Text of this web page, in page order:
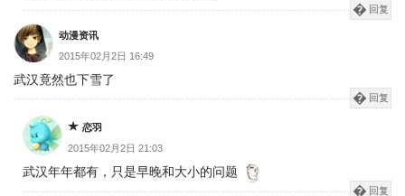
回复
动漫资讯
2015年02月2日 16:49
武汉竟然也下雪了
回复
恋羽
2015年02月2日 21:03
武汉年年都有，只是早晚和大小的问题
回复